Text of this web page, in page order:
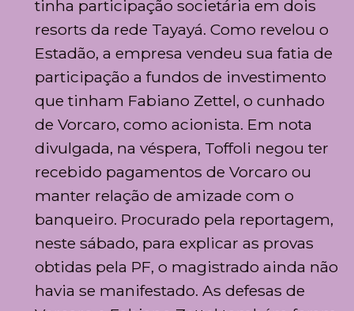
tinha participação societária em dois
resorts da rede Tayayá. Como revelou o
Estadão, a empresa vendeu sua fatia de
participação a fundos de investimento
que tinham Fabiano Zettel, o cunhado
de Vorcaro, como acionista. Em nota
divulgada, na véspera, Toffoli negou ter
recebido pagamentos de Vorcaro ou
manter relação de amizade com o
banqueiro. Procurado pela reportagem,
neste sábado, para explicar as provas
obtidas pela PF, o magistrado ainda não
havia se manifestado. As defesas de